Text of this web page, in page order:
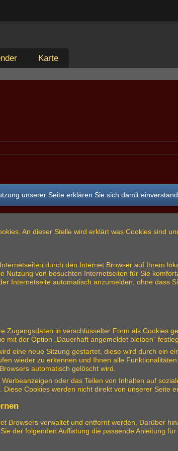
Karte
unserer Seite erklären Sie sich damit
An dieser Stelle wird erklärt was Cookies sind
durch den Internet Browser auf Ihrem
Nutzung von besuchten Internetseiten für Sie
Internetseite automatisch anzumelden, ohne dass
Zugangsdaten in verschlüsselter Form als Cookies
mit der Option „Dauerhaft angemeldet bleiben“
eine neue Sitzung gestartet, diese wird durch ein
wieder zu erkennen und Ihnen alle
automatisch gelöscht wird.
oder das Teilen von Inhalten auf
Cookies werden nicht direkt von unserer Seite
Browsers verwaltet und entfernt werden. Darüber
der folgenden Auflistung die passende Anleitung